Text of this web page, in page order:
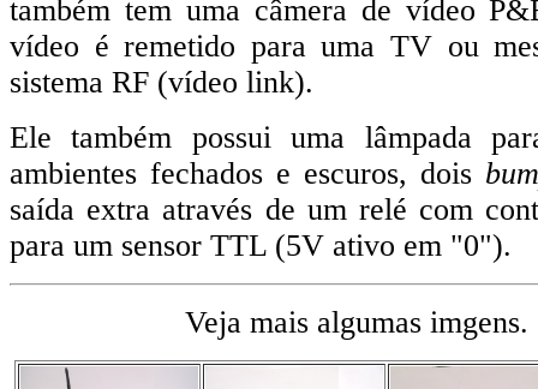
também tem uma câmera de vídeo
vídeo é remetido para uma TV ou
sistema RF (vídeo link).
Ele também possui uma lâmpada
ambientes fechados e escuros, dois
saída extra através de um relé com
para um sensor TTL (5V ativo em "0").
Veja mais algumas